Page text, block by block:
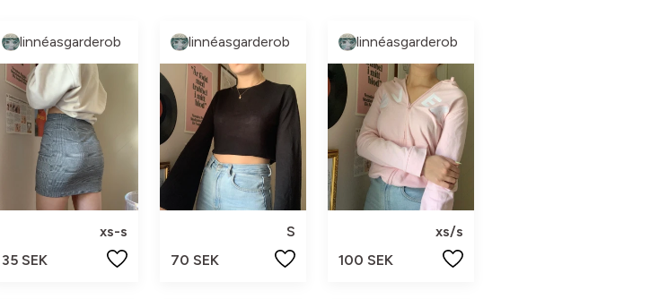
linnéasgarderob
xs-s
35 SEK
linnéasgarderob
S
70 SEK
linnéasgarderob
xs/s
100 SEK